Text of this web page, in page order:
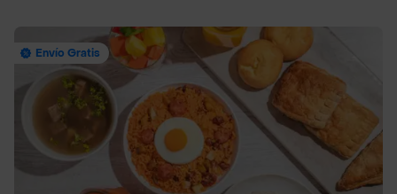
Envío Gratis